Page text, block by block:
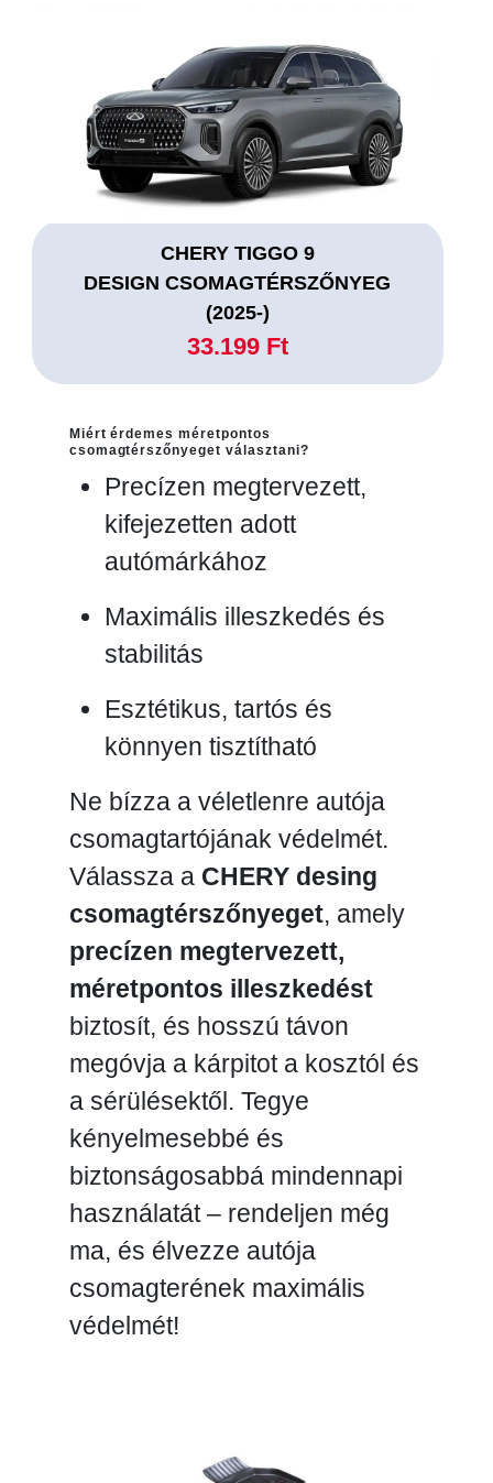
CHERY TIGGO 9
DESIGN CSOMAGTÉRSZŐNYEG
(2025-)
33.199 Ft
Miért érdemes méretpontos
csomagtérszőnyeget választani?
Precízen megtervezett,
kifejezetten adott
autómárkához
Maximális illeszkedés és
stabilitás
Esztétikus, tartós és
könnyen tisztítható
Ne bízza a véletlenre autója
csomagtartójának védelmét.
Válassza a CHERY desing
csomagtérszőnyeget, amely
precízen megtervezett,
méretpontos illeszkedést
biztosít, és hosszú távon
megóvja a kárpitot a kosztól és
a sérülésektől. Tegye
kényelmesebbé és
biztonságosabbá mindennapi
használatát – rendeljen még
ma, és élvezze autója
csomagterének maximális
védelmét!